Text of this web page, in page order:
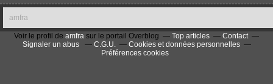
amfra
Voir le profil de amfra sur le portail Overblog Top articles
Contact
Signaler un abus
C.G.U.
Cookies et données personnelles
Préférences cookies